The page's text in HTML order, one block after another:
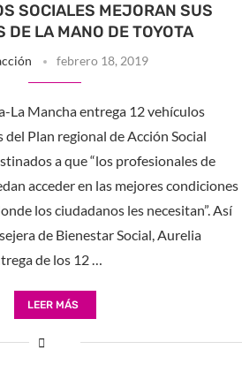
SOCIALES MEJORAN SUS
DE LA MANO DE TOYOTA
febrero 18, 2019
La Mancha entrega 12 vehículos
Plan regional de Acción Social
a que “los profesionales de
acceder en las mejores condiciones
los ciudadanos les necesitan”. Así
de Bienestar Social, Aurelia
de los 12 …
LEER MÁS